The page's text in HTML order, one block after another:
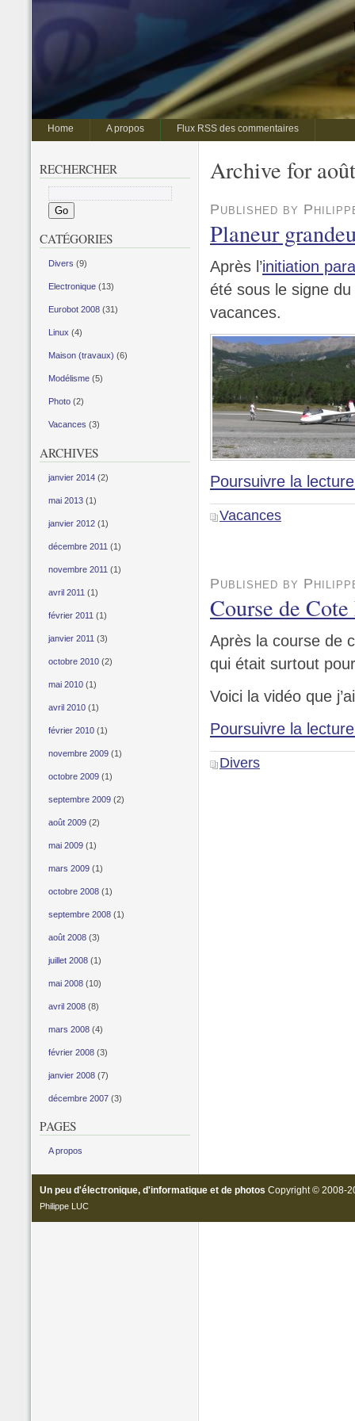
Home A propos Flux RSS des commentaires
Archive for
Published by
Planeur
Après l’initiation
été sous le signe du
vacances.
Poursuivre la
Vacances
Published by
Course de
Après la course de
qui était surtout
Voici la vidéo que
Poursuivre la
Divers
RECHERCHER
CATÉGORIES
Divers (9)
Electronique(13)
Eurobot 2008(31)
Linux (4)
Maison (travaux) (6)
Modélisme(5)
Photo(2)
Vacances (3)
ARCHIVES
janvier 2014(2)
mai 2013(1)
janvier 2012(1)
décembre 2011 (1)
novembre 2011 (1)
avril 2011 (1)
février 2011 (1)
janvier 2011 (3)
octobre 2010(2)
mai 2010(1)
avril 2010(1)
février 2010(1)
novembre 2009(1)
octobre 2009(1)
septembre 2009(2)
août 2009(2)
mai 2009(1)
mars 2009(1)
octobre 2008(1)
septembre 2008(1)
août 2008(3)
juillet 2008(1)
mai 2008(10)
avril 2008(8)
mars 2008(4)
février 2008(3)
janvier 2008(7)
décembre 2007(3)
PAGES
A propos
Un peu d'électronique, d'informatique et de photos Copyright © 2008-
Philippe LUC